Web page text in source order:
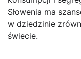
Słowenia ma
w dziedzinie
świecie.